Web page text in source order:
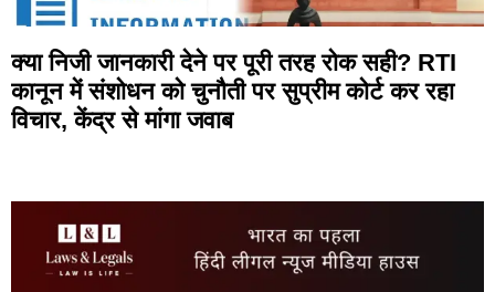
क्या निजी जानकारी देने पर पूरी तरह रोक सही? RTI
कानून में संशोधन को चुनौती पर सुप्रीम कोर्ट कर रहा
विचार, केंद्र से मांगा जवाब